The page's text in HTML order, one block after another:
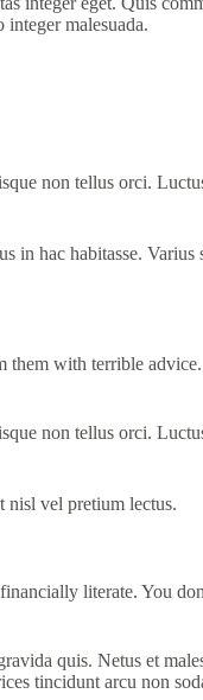
malesuada.
non tellus orci.
in hac habitasse.
them with terrible advice.
non tellus orci.
nisl vel pretium lectus.
literate. You
quis. Netus et
tincidunt arcu non